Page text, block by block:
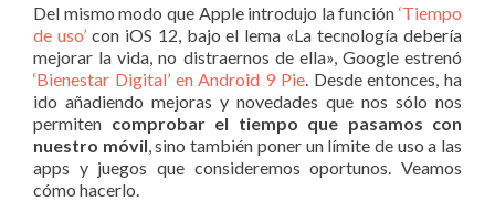
Del mismo modo que Apple introdujo la función ‘Tiempo
de uso’con iOS 12, bajo el lema «La tecnología debería
mejorar la vida, no distraernos de ella», Google estrenó
‘Bienestar Digital’ en Android 9 Pie. Desde entonces, ha
ido añadiendo mejoras y novedades que nos sólo nos
permiten comprobar el tiempo que pasamos con
nuestro móvil , sino también poner un límite de uso a las
apps y juegos que consideremos oportunos. Veamos
cómo hacerlo.